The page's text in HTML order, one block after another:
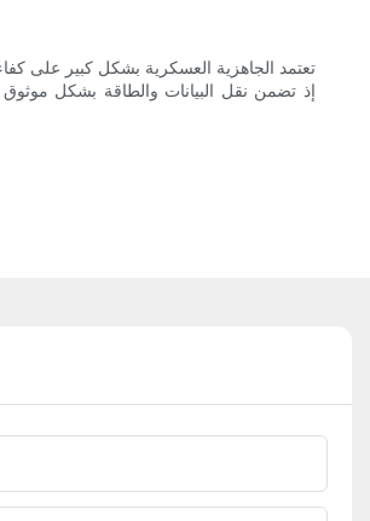
تعتمد الجاهزية العسكرية بشكل كبير على
إذ تضمن نقل البيانات والطاقة بشكل